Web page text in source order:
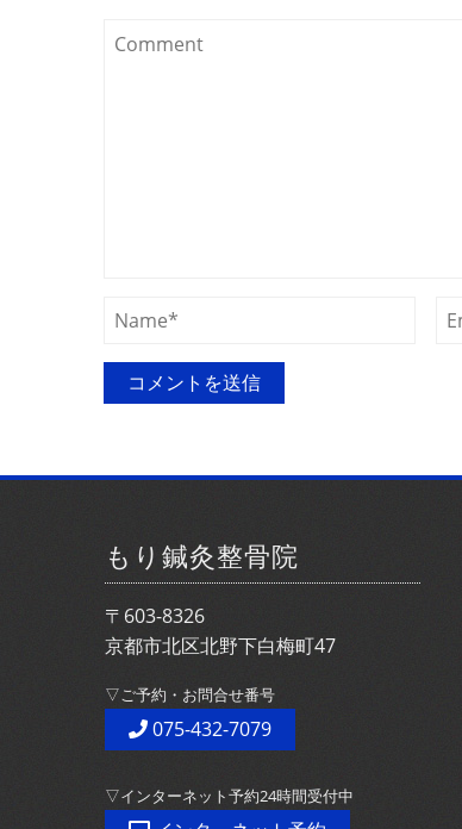
もり鍼灸整骨院
〒603-8326
京都市北区北野下白梅町47
▽ご予約・お問合せ番号
075-432-7079
▽インターネット予約24時間受付中